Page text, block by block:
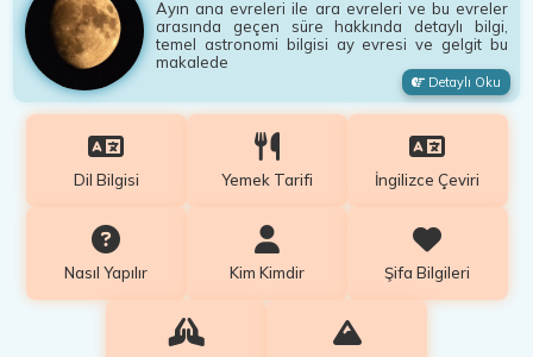
Ayın ana evreleri ile ara evreleri ve bu evreler
arasında geçen süre hakkında detaylı bilgi,
temel astronomi bilgisi ay evresi ve gelgit bu
makalede
Detaylı Oku
Dil Bilgisi Yemek Tarifi İngilizce Çeviri
Nasıl Yapılır Kim Kimdir Şifa Bilgileri